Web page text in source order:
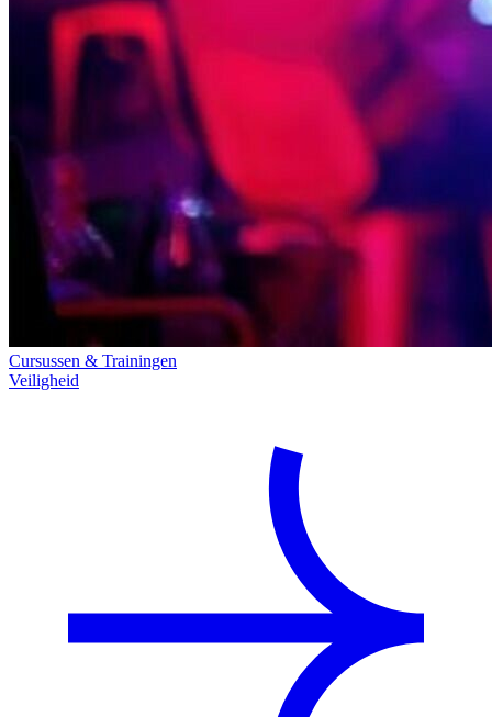
Cursussen & Trainingen
Veiligheid